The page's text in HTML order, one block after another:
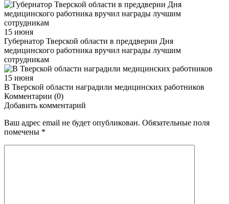
15 июня
Губернатор Тверской области в преддверии Дня
медицинского работника вручил награды лучшим
сотрудникам
15 июня
В Тверской области наградили медицинских работников
Комментарии (0)
Добавить комментарий
Ваш адрес email не будет опубликован. Обязательные поля
помечены *